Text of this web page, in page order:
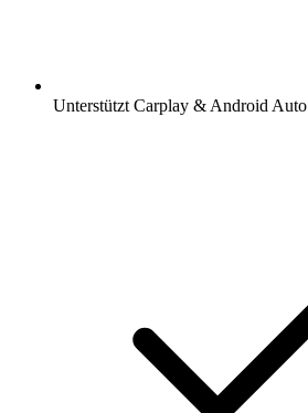
Unterstützt Carplay & Android Auto